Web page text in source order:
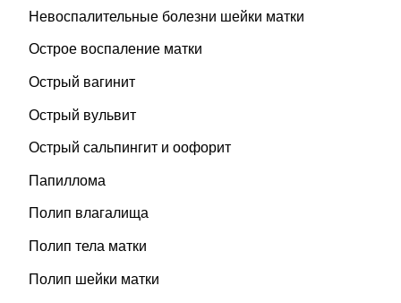
Невоспалительные болезни шейки матки
Острое воспаление матки
Острый вагинит
Острый вульвит
Острый сальпингит и оофорит
Папиллома
Полип влагалища
Полип тела матки
Полип шейки матки